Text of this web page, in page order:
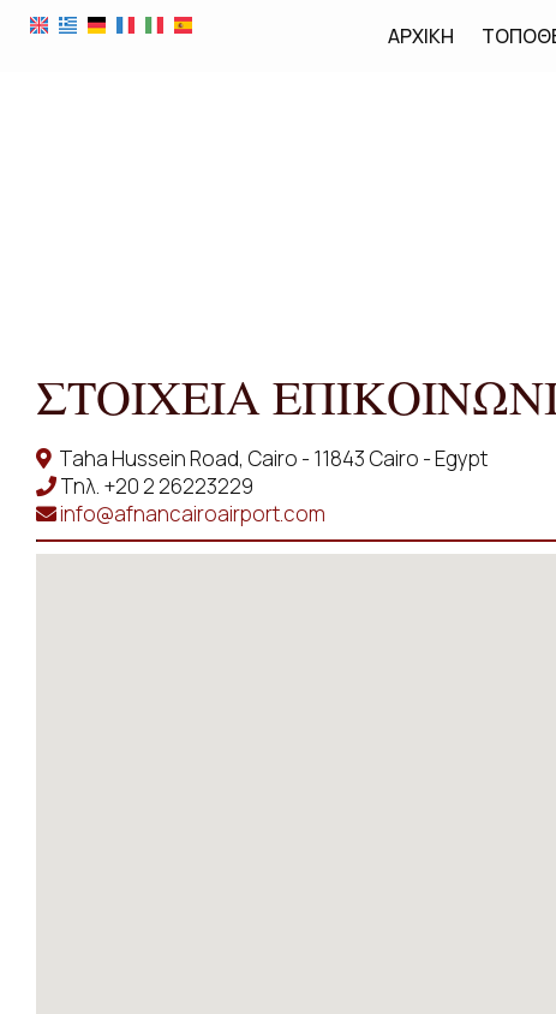
ΑΡΧΙΚΉ
ΣΤΟΙΧΕΊΑ
Taha Hussein Road, Cairo - 11843 Cairo - Egypt
Τηλ. +20 2 26223229
info@afnancairoairport.com